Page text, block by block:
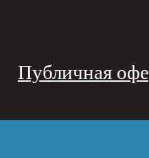
Публичная